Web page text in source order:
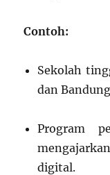
Contoh:
Sekolah
dan
Program
digital.